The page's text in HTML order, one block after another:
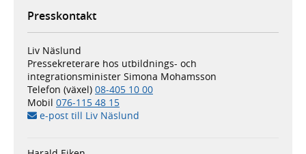
Presskontakt
Liv Näslund
Pressekreterare hos utbildnings- och
integrationsminister Simona Mohamsson
Telefon (växel) 08-405 10 00
Mobil 076-115 48 15
e-post till Liv Näslund